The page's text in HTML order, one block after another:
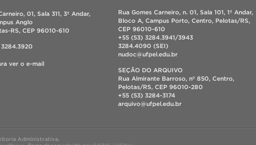
01, Sala 311, 3º Andar,
Anglo
RS, CEP 96010-610
ver o e-mail
Rua Gomes Carneiro, n. 01, Sala 101, 1º Andar,
Bloco A, Campus Porto, Centro, Pelotas/RS,
CEP 96010-610
+55 (53) 3284.3941/3943
3284.4090 (SEI)
nudoc@ufpel.edu.br
SEÇÃO DO ARQUIVO
Rua Almirante Barroso, nº 850, Centro,
Pelotas/RS, CEP 96010-280
+55 (53) 3284-3174
arquivo@ufpel.edu.br
Administrativa.